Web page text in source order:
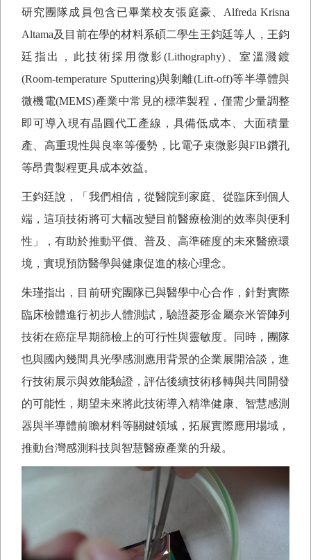
研究團隊成員包含已畢業校友張庭豪、 Alfreda Krisna
Altama及目前在學的材料系碩二學生王鈞廷等人，王鈞
廷指出，此技術採用微影(Lithography)、室溫濺鍍
(Room-temperature Sputtering)與剝離(Lift-off)等半導體與
微機電(MEMS)產業中常見的標準製程，僅需少量調整
即可導入現有晶圓代工產線，具備低成本、大面積量
產、高重現性與良率等優勢，比電子束微影與FIB鑽孔
等昂貴製程更具成本效益。
王鈞廷說，「我們相信，從醫院到家庭、從臨床到個人
端，這項技術將可大幅改變目前醫療檢測的效率與便利
性」，有助於推動平價、普及、高準確度的未來醫療環
境，實現預防醫學與健康促進的核心理念。
朱瑾指出，目前研究團隊已與醫學中心合作，針對實際
臨床檢體進行初步人體測試，驗證菱形金屬奈米管陣列
技術在癌症早期篩檢上的可行性與靈敏度。同時，團隊
也與國內幾間具光學感測應用背景的企業展開洽談，進
行技術展示與效能驗證，評估後續技術移轉與共同開發
的可能性，期望未來將此技術導入精準健康、智慧感測
器與半導體前瞻材料等關鍵領域，拓展實際應用場域，
推動台灣感測科技與智慧醫療產業的升級。